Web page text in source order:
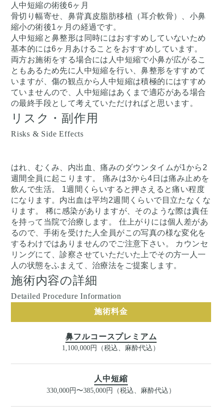
人中短縮の術後6ヶ月
骨切り幅寄せ、鼻背真皮脂肪移植（耳介軟骨）、小鼻
縮小の術後1ヶ月の経過です。
人中短縮と鼻整形は同時にはおすすめしていないため
基本的には6ヶ月あけることをおすすめしています。
両方お施術をする場合には人中短縮で小鼻が広がるこ
ともあるため先に人中短縮を行い、鼻整形をすすめて
いますが、傷の観点から人中短縮は積極的にはすすめ
ていませんので、人中短縮はあくまで適応がある場合
の最終手段として考えていただければと思います。
リスク・副作用
Risks & Side Effects
はれ、むくみ、内出血、痛みのダウンタイムが1から2
週間全員に起こります。 痛みは3から4日は痛み止めを
飲んで生活。 1週間くらいすると押さえると痛い程度
になります。内出血は平均2週間くらいで目立たなくな
ります。 稀に感染がありますが、そのような際は責任
を持って当院で治療します。 仕上がりには個人差があ
るので、手術を受けた人全員がこの写真の様な変化を
するわけではありませんのでご注意下さい。 カウンセ
リングにて、診察させていただいた上でその方一人一
人の状態をふまえて、治療法をご提案します。
施術内容の詳細
Detailed Procedure Information
施術料金
鼻フルコースプレミアム
1,100,000円（税込、麻酔代込）
人中短縮
330,000円〜385,000円（税込、麻酔代込）